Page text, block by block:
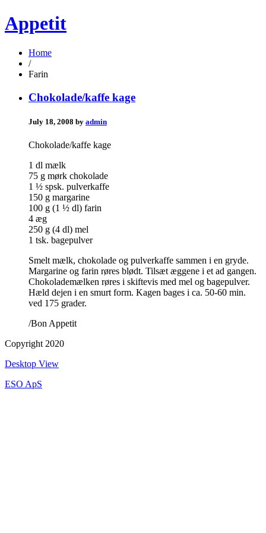
Appetit
Home
/
Farin
Chokolade/kaffe kage
July 18, 2008 by admin
Chokolade/kaffe kage
1 dl mælk
75 g mørk chokolade
1 ½ spsk. pulverkaffe
150 g margarine
100 g (1 ½ dl) farin
4 æg
250 g (4 dl) mel
1 tsk. bagepulver
Smelt mælk, chokolade og pulverkaffe sammen i en gryde.
Margarine og farin røres blødt. Tilsæt æggene i et ad gangen.
Chokolademælken røres i skiftevis med mel og bagepulver.
Hæld dejen i en smurt form. Kagen bages i ca. 50-60 min.
ved 175 grader.
/Bon Appetit
Copyright 2020
Desktop View
ESO ApS